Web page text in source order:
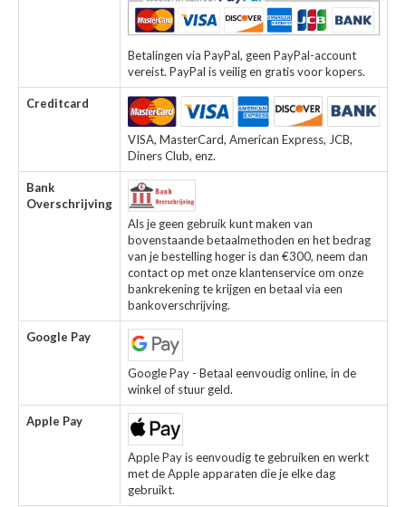
Betalingen via PayPal, geen PayPal-account
vereist. PayPal is veilig en gratis voor kopers.
Creditcard
VISA, MasterCard, American Express, JCB,
Diners Club, enz.
Bank
Overschrijving
Als je geen gebruik kunt maken van
bovenstaande betaalmethoden en het bedrag
van je bestelling hoger is dan €300, neem dan
contact op met onze klantenservice om onze
bankrekening te krijgen en betaal via een
bankoverschrijving.
Google Pay
Google Pay - Betaal eenvoudig online, in de
winkel of stuur geld.
Apple Pay
Apple Pay is eenvoudig te gebruiken en werkt
met de Apple apparaten die je elke dag
gebruikt.